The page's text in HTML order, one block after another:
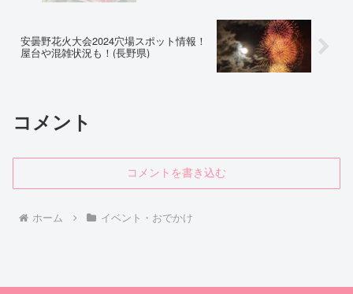
安曇野花火大会2024穴場スポット情報！
屋台や混雑状況も！(長野県)
コメント
コメントを書き込む
ホーム イベント・おでかけ